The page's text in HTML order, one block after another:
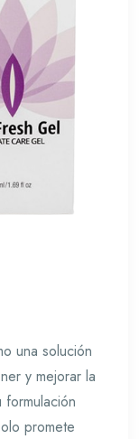
una solución
y mejorar la
promete